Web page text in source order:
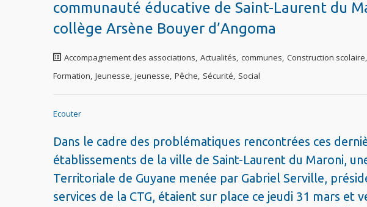
communauté éducative de Saint-Laurent du
collège Arsène Bouyer d’Angoma
Accompagnement des associations, Actualités, communes, Construction scolaire,
Formation, Jeunesse, jeunesse, Pêche, Sécurité, Social
Ecouter
Dans le cadre des problématiques rencontrées ces
établissements de la ville de Saint-Laurent du Maroni,
Territoriale de Guyane menée par Gabriel Serville,
services de la CTG, étaient sur place ce jeudi 31 mars et